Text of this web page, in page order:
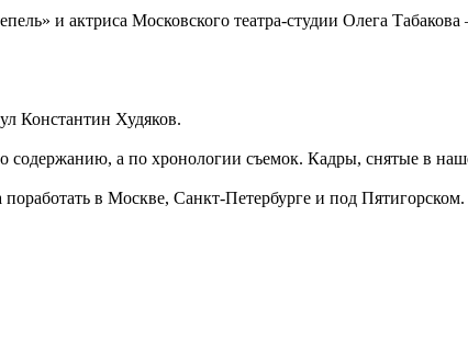
и актриса Московского театра-студии Олега
Константин Худяков.
содержанию, а по хронологии съемок. Кадры, снятые в
в Москве, Санкт-Петербурге и под Пятигорском.